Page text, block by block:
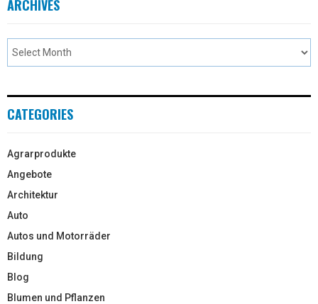
ARCHIVES
CATEGORIES
Agrarprodukte
Angebote
Architektur
Auto
Autos und Motorräder
Bildung
Blog
Blumen und Pflanzen